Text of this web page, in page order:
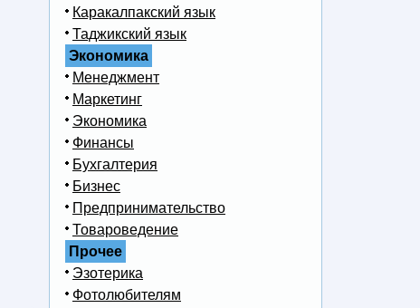
Каракалпакский язык
Таджикский язык
Экономика
Менеджмент
Маркетинг
Экономика
Финансы
Бухгалтерия
Бизнес
Предпринимательство
Товароведение
Прочее
Эзотерика
Фотолюбителям